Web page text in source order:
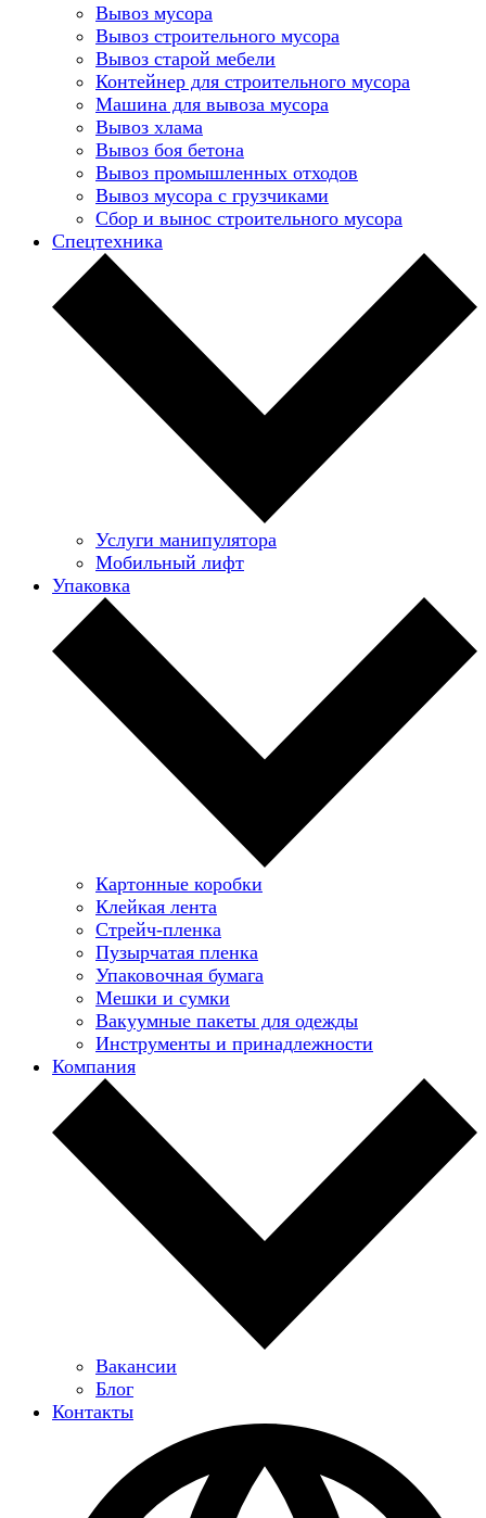
Вывоз мусора
Вывоз строительного мусора
Вывоз старой мебели
Контейнер для строительного мусора
Машина для вывоза мусора
Вывоз хлама
Вывоз боя бетона
Вывоз промышленных отходов
Вывоз мусора с грузчиками
Сбор и вынос строительного мусора
Спецтехника
Услуги манипулятора
Мобильный лифт
Упаковка
Картонные коробки
Клейкая лента
Стрейч-пленка
Пузырчатая пленка
Упаковочная бумага
Мешки и сумки
Вакуумные пакеты для одежды
Инструменты и принадлежности
Компания
Вакансии
Блог
Контакты